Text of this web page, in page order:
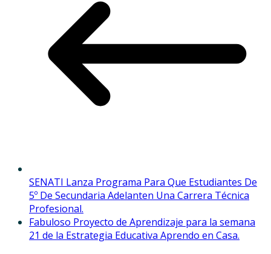
SENATI Lanza Programa Para Que Estudiantes De
5º De Secundaria Adelanten Una Carrera Técnica
Profesional.
Fabuloso Proyecto de Aprendizaje para la semana
21 de la Estrategia Educativa Aprendo en Casa.